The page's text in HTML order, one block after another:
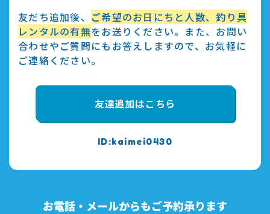
友だち追加後、 ご希望のお日にちと人数、釣り具
レンタルの有無をお送りください。また、お問い
合わせやご質問にもお答えしますので、お気軽に
ご連絡ください。
kaimei0430
友達追加はこちら
お電話・メールからもご予約承ります